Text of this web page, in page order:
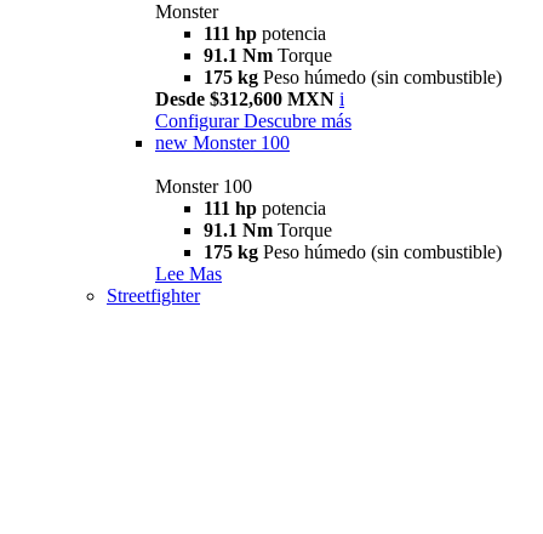
Monster
111 hp potencia
91.1 Nm Torque
175 kg Peso húmedo (sin combustible)
Desde $312,600 MXN i
Configurar Descubre más
new Monster 100
Monster 100
111 hp potencia
91.1 Nm Torque
175 kg Peso húmedo (sin combustible)
Lee Mas
Streetfighter